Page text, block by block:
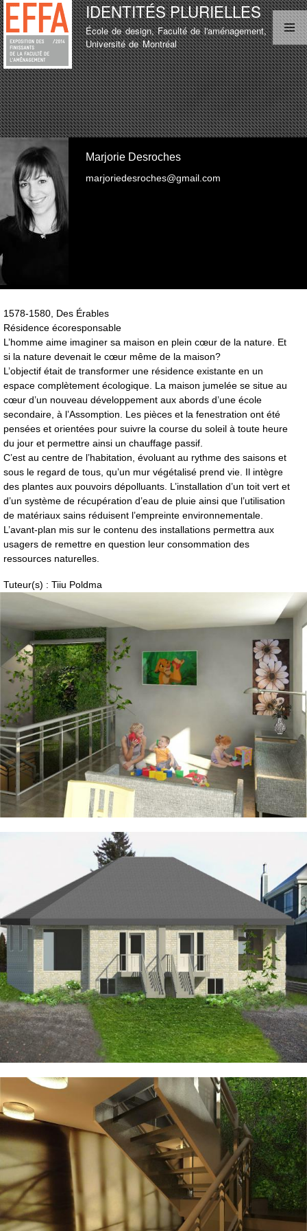
Aller au
contenu
principal
IDENTITÉS PLURIELLES
École de design, Faculté de l'aménagement,
Université de Montréal
MENU PRINCIPAL
LISTE D'ÉTUDIANT
TEST
LISTE D'ÉTUDIANT
Marjorie Desroches
marjoriedesroches@gmail.com
1578-1580, Des Érables
Résidence écoresponsable
L’homme aime imaginer sa maison en plein cœur de la nature. Et
si la nature devenait le cœur même de la maison?
L’objectif était de transformer une résidence existante en un
espace complètement écologique. La maison jumelée se situe au
cœur d’un nouveau développement aux abords d’une école
secondaire, à l’Assomption. Les pièces et la fenestration ont été
pensées et orientées pour suivre la course du soleil à toute heure
du jour et permettre ainsi un chauffage passif.
C’est au centre de l’habitation, évoluant au rythme des saisons et
sous le regard de tous, qu’un mur végétalisé prend vie. Il intègre
des plantes aux pouvoirs dépolluants. L’installation d’un toit vert et
d’un système de récupération d’eau de pluie ainsi que l’utilisation
de matériaux sains réduisent l’empreinte environnementale.
L’avant-plan mis sur le contenu des installations permettra aux
usagers de remettre en question leur consommation des
ressources naturelles.
Tuteur(s) : Tiiu Poldma